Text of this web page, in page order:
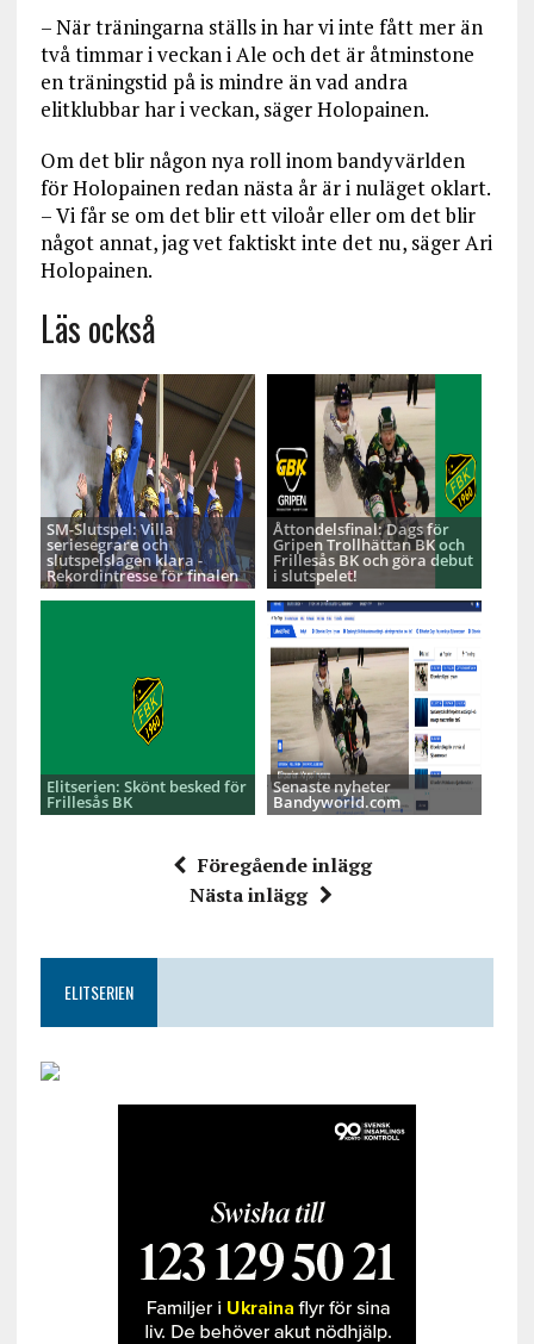
– När träningarna ställs in har vi inte fått mer än
två timmar i veckan i Ale och det är åtminstone
en träningstid på is mindre än vad andra
elitklubbar har i veckan, säger Holopainen.
Om det blir någon nya roll inom bandyvärlden
för Holopainen redan nästa år är i nuläget oklart.
– Vi får se om det blir ett viloår eller om det blir
något annat, jag vet faktiskt inte det nu, säger Ari
Holopainen.
Läs också
SM-Slutspel: Villa
seriesegrare och
slutspelslagen klara -
Rekordintresse för finalen
Åttondelsfinal: Dags för
Gripen Trollhättan BK och
Frillesås BK och göra debut
i slutspelet!
Elitserien: Skönt besked för
Frillesås BK
Senaste nyheter
Bandyworld.com
Föregående inlägg
Nästa inlägg
ELITSERIEN